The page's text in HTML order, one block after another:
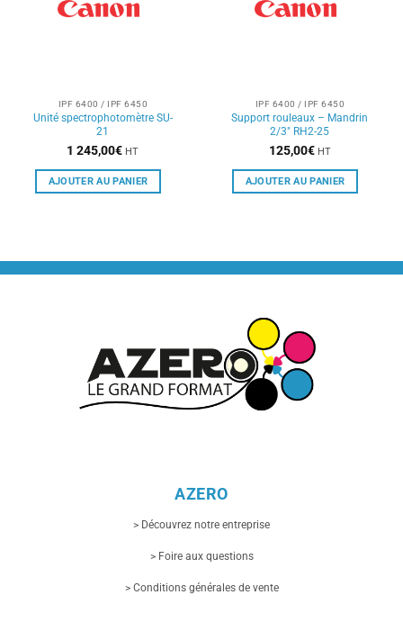
IPF 6400 / IPF 6450
Unité spectrophotomètre SU-
21
1 245,00€ HT
AJOUTER AU PANIER
IPF 6400 / IPF 6450
Support rouleaux – Mandrin
2/3″ RH2-25
125,00€ HT
AJOUTER AU PANIER
AZERO
> Découvrez notre entreprise
> Foire aux questions
> Conditions générales de vente